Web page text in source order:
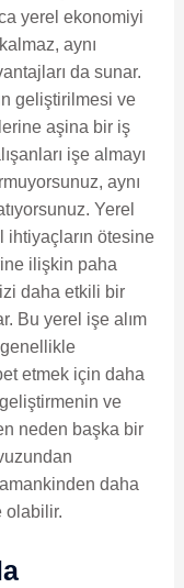
yerel ekonomiyi
aynı
da sunar.
geliştirilmesi ve
aşina bir iş
işe almayı
aynı
Yerel
ihtiyaçların ötesine
ilişkin paha
daha etkili bir
Bu yerel işe alım
etmek için daha
ve
neden başka bir
daha
olabilir.